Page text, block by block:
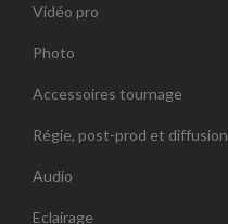
Vidéo pro
Photo
Accessoires tournage
Régie, post-prod et diffusion
Audio
Eclairage